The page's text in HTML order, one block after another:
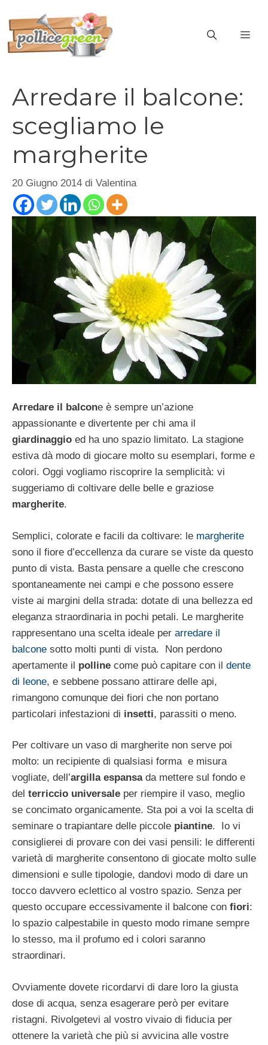
contenuto
Arredare il balcone:
scegliamo le
margherite
20 Giugno 2014 di Valentina
Arredare il balcone è sempre un’azione
appassionante e divertente per chi ama il
giardinaggio ed ha uno spazio limitato. La stagione
estiva dà modo di giocare molto su esemplari, forme e
colori. Oggi vogliamo riscoprire la semplicità: vi
suggeriamo di coltivare delle belle e graziose
margherite.
Semplici, colorate e facili da coltivare: le margherite
sono il fiore d’eccellenza da curare se viste da questo
punto di vista. Basta pensare a quelle che crescono
spontaneamente nei campi e che possono essere
viste ai margini della strada: dotate di una bellezza ed
eleganza straordinaria in pochi petali. Le margherite
rappresentano una scelta ideale per arredare il
balcone sotto molti punti di vista. Non perdono
apertamente il polline come può capitare con il dente
di leone, e sebbene possano attirare delle api,
rimangono comunque dei fiori che non portano
particolari infestazioni di insetti, parassiti o meno.
Per coltivare un vaso di margherite non serve poi
molto: un recipiente di qualsiasi forma e misura
vogliate, dell’argilla espansada mettere sul fondo e
del terriccio universale per riempire il vaso, meglio
se concimato organicamente. Sta poi a voi la scelta di
seminare o trapiantare delle piccole piantine. Io vi
consiglierei di provare con dei vasi pensili: le differenti
varietà di margherite consentono di giocate molto sulle
dimensioni e sulle tipologie, dandovi modo di dare un
tocco davvero eclettico al vostro spazio. Senza per
questo occupare eccessivamente il balcone con fiori:
lo spazio calpestabile in questo modo rimane sempre
lo stesso, ma il profumo ed i colori saranno
straordinari.
Ovviamente dovete ricordarvi di dare loro la giusta
dose di acqua, senza esagerare però per evitare
ristagni. Rivolgetevi al vostro vivaio di fiducia per
ottenere la varietà che più si avvicina alle vostre